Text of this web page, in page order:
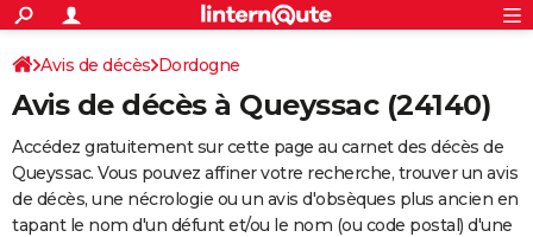
ACTUALITÉS
Politique
Société
Faits Divers
Education
Monde
Villes
+
SPORT
Coupe du monde 2026
Football
Tennis
Cyclisme
Rugby
Forum
Programme TV
TNT
Streaming
Cinéma
Sorties cinéma
Musique
+
FINANCE
Retraite
Epargne
Immobilier
Risques naturels par ville
Assurance
AUTO
Avis de décès Dordogne
Avis de décès à Queyssac (24140)
Accédez gratuitement sur cette page au carnet des décès de
Queyssac. Vous pouvez affiner votre recherche, trouver un avis
de décès, une nécrologie ou un avis d'obsèques plus ancien en
tapant le nom d'un défunt et/ou le nom (ou code postal) d'une